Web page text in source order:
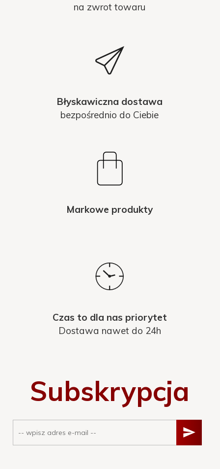
na zwrot towaru
Błyskawiczna dostawa
bezpośrednio do Ciebie
Markowe produkty
Czas to dla nas priorytet
Dostawa nawet do 24h
Subskrypcja